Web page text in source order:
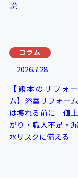
説
コラム
2026.7.28
【熊本のリフォー
ム】浴室リフォーム
は壊れる前に｜値上
がり・職人不足・漏
水リスクに備える